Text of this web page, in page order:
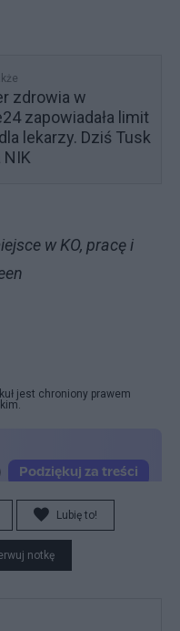
zdrowia w
zapowiadała limit
lekarzy. Dziś Tusk
NIK
w KO, pracę i
jest chroniony prawem
Lubię to!
notkę